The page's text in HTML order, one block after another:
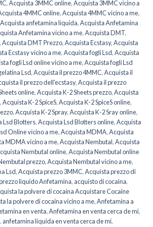
,Acquista 3MMC online,Acquista 3MMC vicino a
4MMC online,Acquista 4MMC vicino a me,
Acquista anfetamina liquida,Acquista Anfetamina
Anfetamina vicino a me,Acquista DMT,
,Acquista DMT Prezzo,Acquista Ecstasy,Acquista
Ecstasy vicino a me,Acquista fogli Lsd,Acquista
fogli Lsd online vicino a me,Acquista fogli Lsd
Lsd,Acquista il prezzo 4MMC,Acquista il
il prezzo dell'ecstasy,Acquista il prezzo
online,Acquista K-2 Sheets prezzo,Acquista
,Acquista K-2 SpiceS,Acquista K-2 SpiceS online,
,Acquista K-2 Spray,Acquista K-2 Sray online,
Lsd Blotters,Acquista Lsd Blotters online,Acquista
Online vicino a me,Acquista MDMA,Acquista
MDMA vicino a me,Acquista Nembutal,Acquista
Nembutal online,Acquista Nembutal online
prezzo,Acquista Nembutal vicino a me,
Lsd,Acquista prezzo 3MMC,Acquista prezzo di
liquido Anfetamina, acquisto di cocaina,
la polvere di cocaina Acquistare Cocaine
la polvere di cocaina vicino a me,Anfetamina a
en venta,Anfetamina en venta cerca de mí,
, anfetamina líquida en venta cerca de mí,